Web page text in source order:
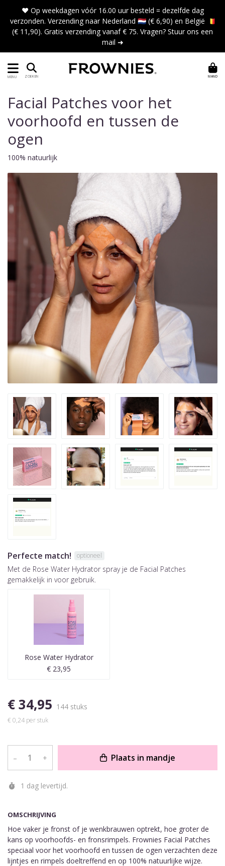
❤️ Op weekdagen vóór 16.00 uur besteld = dezelfde dag
verzonden. Verzending naar Nederland 🇳🇱 (€ 6,90) en België 🇧🇪
(€ 11,90). Gratis verzending vanaf € 75. Vragen? Stuur ons een
mail ➜
MENU ZOEKEN MAND
OMSCHRIJVING
Hoe vaker je fronst of je wenkbrauwen optrekt, hoe groter de
kans op voorhoofds- en fronsrimpels. Frownies Facial Patches
speciaal voor het voorhoofd en tussen de ogen verzachten deze
lijntjes en rimpels doeltreffend en op 100% natuurlijke wijze.
Facial Patches voor het
voorhoofd en tussen de
ogen
100% natuurlijk
Perfecte match! optioneel
Met de Rose Water Hydrator spray je de Facial Patches
gemakkelijk in voor gebruik.
Rose Water Hydrator
€ 23,95
€ 34,95 144 stuks
€ 0,24 per stuk
– + Plaats in mandje
1 dag levertijd.